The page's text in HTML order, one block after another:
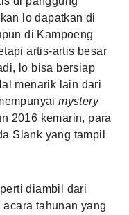
lo dapatkan di
di Kampoeng
artis-artis besar
lo bisa bersiap
menarik lain dari
mystery
2016 kemarin, para
Slank yang tampil
diambil dari
acara tahunan yang